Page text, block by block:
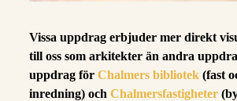
Vissa uppdrag erbjuder mer direkt
till oss som arkitekter än andra
uppdrag förChalmers bibliotek (fast
inredning) ochChalmersfastigheter